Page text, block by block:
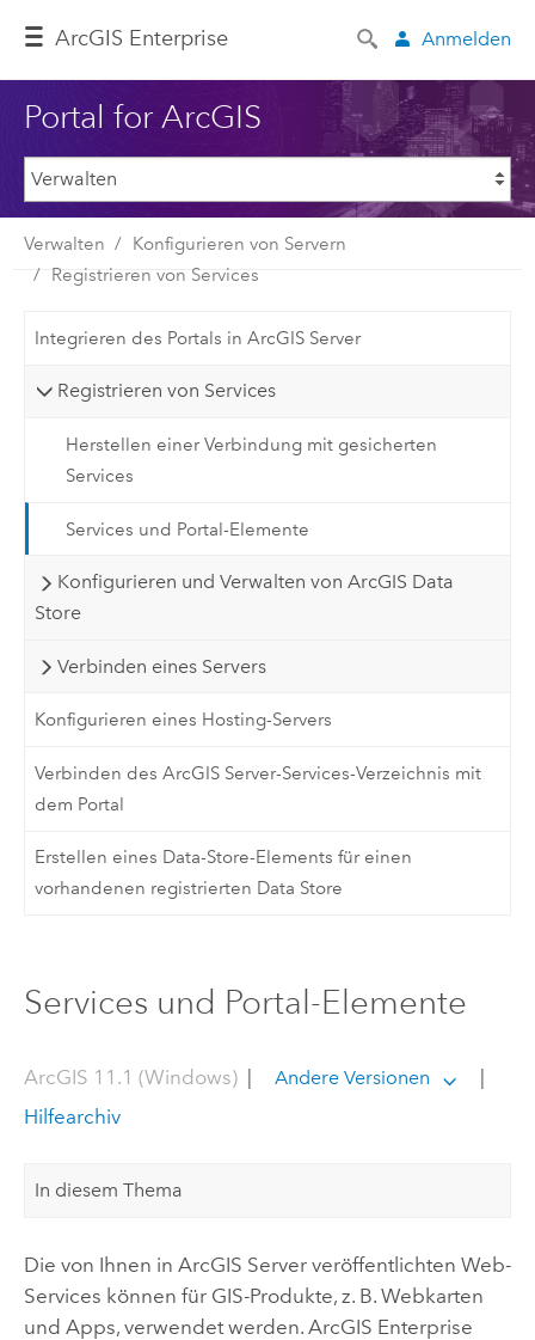
ArcGIS Enterprise Anmelden
Portal for ArcGIS
Verwalten
Konfigurieren von Servern
Registrieren von Services
Integrieren des Portals in ArcGIS Server
Registrieren von Services
Herstellen einer Verbindung mit gesicherten
Services
Services und Portal-Elemente
Konfigurieren und Verwalten von ArcGIS Data
Store
Verbinden eines Servers
Konfigurieren eines Hosting-Servers
Verbinden des ArcGIS Server-Services-Verzeichnis mit
dem Portal
Erstellen eines Data-Store-Elements für einen
vorhandenen registrierten Data Store
Services und Portal-Elemente
ArcGIS 11.1 (Windows)| Andere Versionen
Hilfearchiv
In diesem Thema
Die von Ihnen in ArcGIS Serververöffentlichten Web-
Services können für GIS-Produkte, z. B. Webkarten
und Apps, verwendet werden. ArcGIS Enterprise